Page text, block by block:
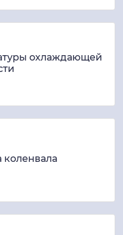
охлаждающей
коленвала